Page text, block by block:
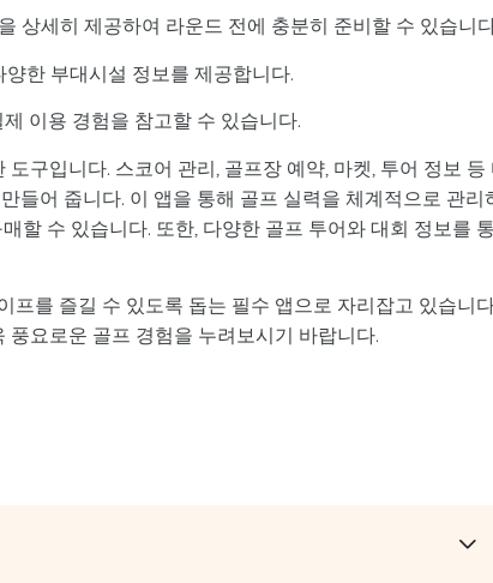
상세히 제공하여 라운드 전에 충분히 준비할 수 있습니
한 부대시설 정보를 제공합니다.
이용 경험을 참고할 수 있습니다.
구입니다. 스코어 관리, 골프장 예약, 마켓, 투어 정보 등
들어 줍니다. 이 앱을 통해 골프 실력을 체계적으로 관리
할 수 있습니다. 또한, 다양한 골프 투어와 대회 정보를
를 즐길 수 있도록 돕는 필수 앱으로 자리잡고 있습니
요로운 골프 경험을 누려보시기 바랍니다.